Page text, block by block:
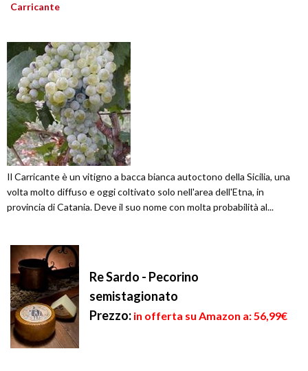
Carricante
Il Carricante è un vitigno a bacca bianca autoctono della Sicilia, una
volta molto diffuso e oggi coltivato solo nell'area dell'Etna, in
provincia di Catania. Deve il suo nome con molta probabilità al...
Re Sardo - Pecorino
semistagionato
Prezzo: in offerta su Amazon a: 56,99€